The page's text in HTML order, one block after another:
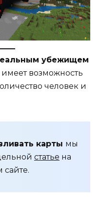
убежищем
возможность
человек и
карты мы
статье на